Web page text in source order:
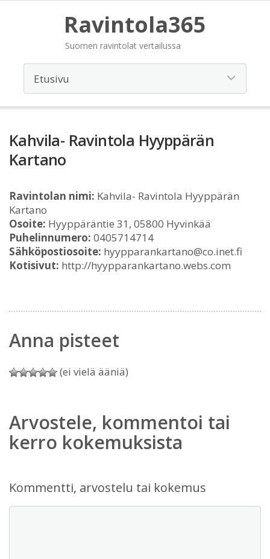
Ravintola365
Suomen ravintolat vertailussa
Kahvila- Ravintola Hyyppärän
Kartano
Ravintolan nimi: Kahvila- Ravintola Hyyppärän
Kartano
Osoite: Hyyppäräntie 31, 05800 Hyvinkää
Puhelinnumero: 0405714714
Sähköpostiosoite: hyypparankartano@co.inet.fi
Kotisivut: http://hyypparankartano.webs.com
Anna pisteet
(ei vielä ääniä)
Arvostele, kommentoi tai
kerro kokemuksista
Kommentti, arvostelu tai kokemus